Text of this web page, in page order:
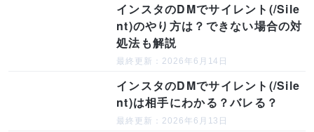
インスタのDMでサイレント(/Sile
nt)のやり方は？できない場合の対
処法も解説
最終更新：2026年6月14日
インスタのDMでサイレント(/Sile
nt)は相手にわかる？バレる？
最終更新：2026年6月13日